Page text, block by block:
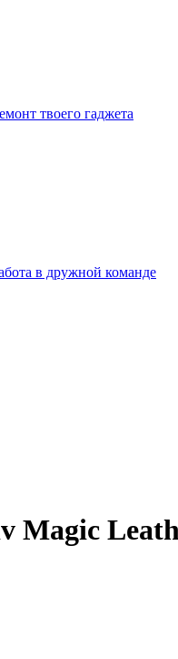
твоего гаджета
в дружной команде
Magic